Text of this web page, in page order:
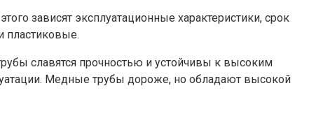
зависят эксплуатационные характеристики, срок
пластиковые.
славятся прочностью и устойчивы к высоким
Медные трубы дороже, но обладают высокой